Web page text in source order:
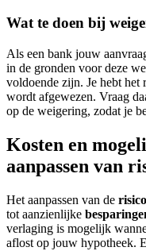
Wat te doen bij
Als een bank jouw
in de gronden voor deze
voldoende zijn. Je hebt
wordt afgewezen. Vraag
op de weigering, zodat je
Kosten en
aanpassen van
Het aanpassen van de
tot aanzienlijke
verlaging is mogelijk
aflost op jouw hypotheek.